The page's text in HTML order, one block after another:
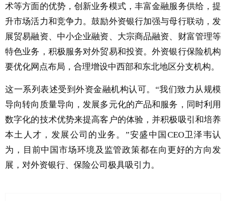
术等方面的优势，创新业务模式，丰富金融服务供给，提
升市场活力和竞争力。鼓励外资银行加强与母行联动，发
展贸易融资、中小企业融资、大宗商品融资、财富管理等
特色业务，积极服务对外贸易和投资。外资银行保险机构
要优化网点布局，合理增设中西部和东北地区分支机构。
这一系列表述受到外资金融机构认可。“我们致力从规模
导向转向质量导向，发展多元化的产品和服务，同时利用
数字化的技术优势来提高客户的体验，并积极吸引和培养
本土人才，发展公司的业务。”安盛中国CEO卫泽韦认
为，目前中国市场环境及监管政策都在向更好的方向发
展，对外资银行、保险公司极具吸引力。